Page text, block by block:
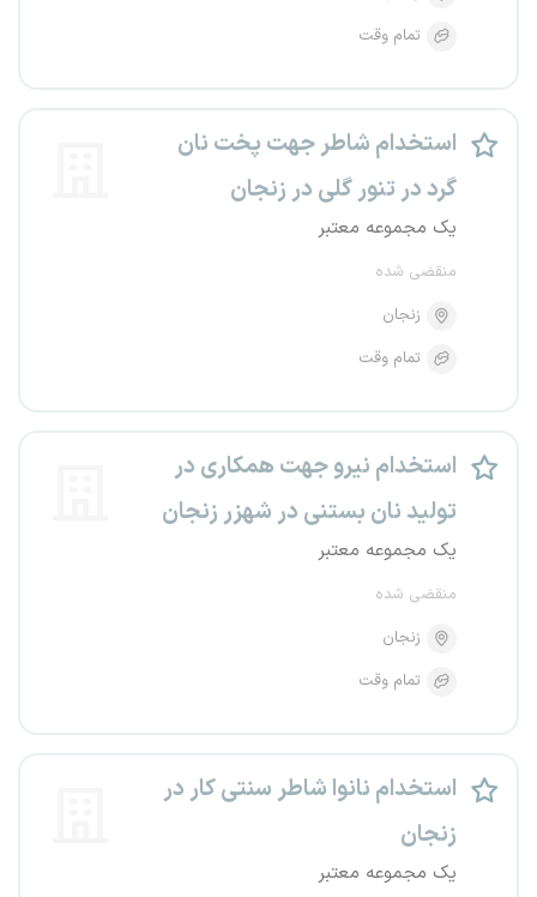
تمام وقت
استخدام شاطر جهت پخت نان
گرد در تنور گلی در زنجان
یک مجموعه معتبر
منقضی شده
زنجان
تمام وقت
استخدام نیرو جهت همکاری در
تولید نان بستنی در شهزر زنجان
یک مجموعه معتبر
منقضی شده
زنجان
تمام وقت
استخدام نانوا شاطر سنتی کار در
زنجان
یک مجموعه معتبر